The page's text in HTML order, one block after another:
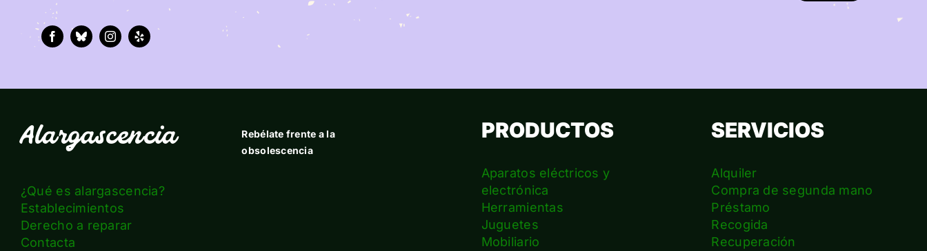
Alargascencia
Rebélate frente a la
obsolescencia
¿Qué es alargascencia?
Establecimientos
Derecho a reparar
Contacta
PRODUCTOS
Aparatos eléctricos y
electrónica
Herramientas
Juguetes
Mobiliario
SERVICIOS
Alquiler
Compra de segunda mano
Préstamo
Recogida
Recuperación